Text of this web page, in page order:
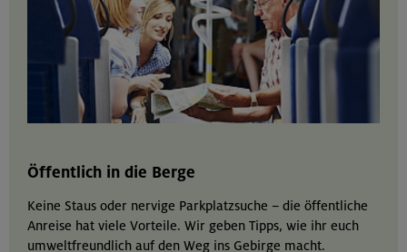
Öffentlich in die Berge
Keine Staus oder nervige Parkplatzsuche – die öffentliche
Anreise hat viele Vorteile. Wir geben Tipps, wie ihr euch
umweltfreundlich auf den Weg ins Gebirge macht.